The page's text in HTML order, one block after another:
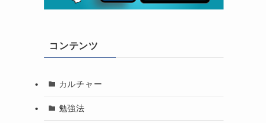
コンテンツ
カルチャー
勉強法